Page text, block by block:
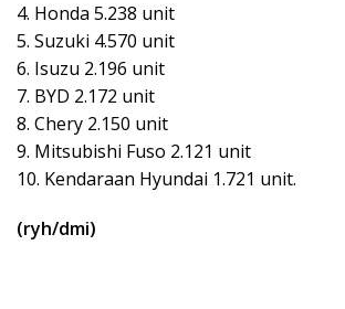
4. Honda 5.238 unit
5. Suzuki 4.570 unit
6. Isuzu 2.196 unit
7. BYD 2.172 unit
8. Chery 2.150 unit
9. Mitsubishi Fuso 2.121 unit
10. Kendaraan Hyundai 1.721 unit.
(ryh/dmi)